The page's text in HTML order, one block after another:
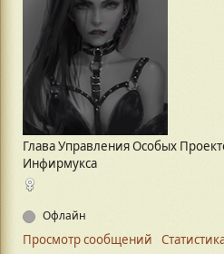
Глава Управления Особых
Инфирмукса
Офлайн
Просмотр сообщений